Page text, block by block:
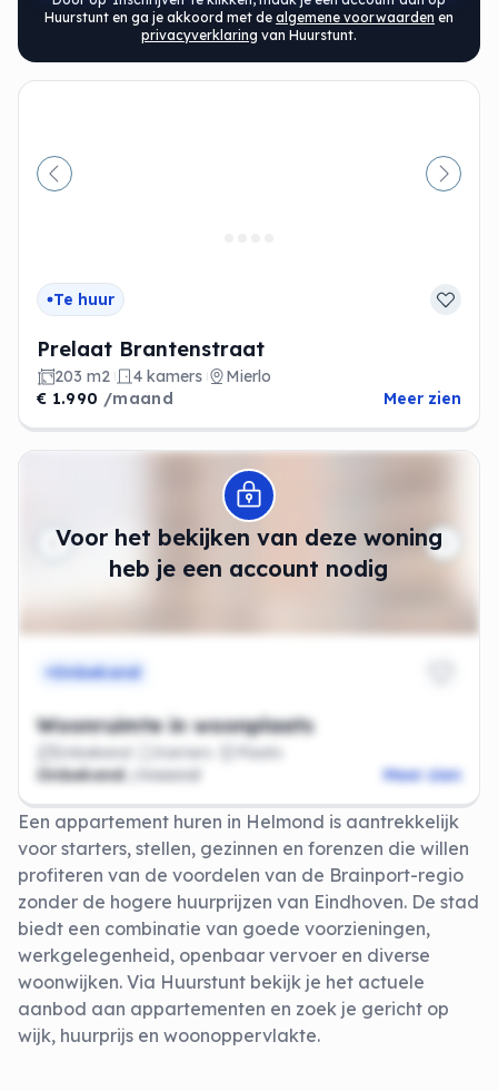
Huurstunt en ga je akkoord met de algemene voorwaarden en
privacyverklaring van Huurstunt.
Vorige
Te huur
Prelaat Brantenstraat
203 m2 4 kamers
Mierlo
€ 1.990 /maand Meer zien
Voor het bekijken van deze woning
heb je een account nodig
Modal openen
Onbekend
Woonruimte in woonplaats
Onbekend Kamers
Plaats
Onbekend
/maand Meer zien
Een appartement huren in Helmond is aantrekkelijk
voor starters, stellen, gezinnen en forenzen die willen
profiteren van de voordelen van de Brainport-regio
zonder de hogere huurprijzen van Eindhoven. De stad
biedt een combinatie van goede voorzieningen,
werkgelegenheid, openbaar vervoer en diverse
woonwijken. Via Huurstunt bekijk je het actuele
aanbod aan appartementen en zoek je gericht op
wijk, huurprijs en woonoppervlakte.